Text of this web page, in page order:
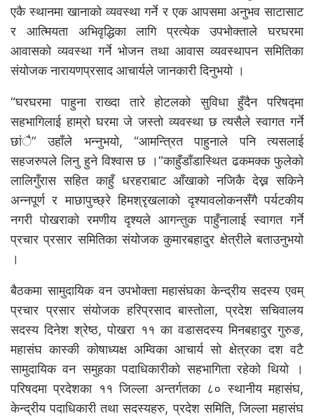
एकै स्थानमा खानाको व्यवस्था गर्ने र एक आपसमा अनुभव साटासाट
र आत्मियता अभिवृद्धिका लागि प्रत्येक उपभोक्ताले घरघरमा
आवासको व्यवस्था गर्ने भोजन तथा आवास व्यवस्थापन समितिका
संयोजक नारायणप्रसाद आचार्यले जानकारी दिनुभयो ।
“घरघरमा पाहुना राख्दा तारे होटलको सुविधा हुँदैन परिषद्मा
सहभागिलाई हाम्रो घरमा जे जस्तो व्यवस्था छ त्यसैले स्वागत गर्ने
छांै” उहाँले भन्नुभयो, “आमन्त्रित पाहुनाले पनि त्यसलाई
सहजरुपले लिनु हुने विश्वास छ ।”काहुँडाँडास्थित ढकमक्क फुलेको
लालिगुँरास सहित काहुँ धरहराबाट आँखाको नजिकै देख्न सकिने
अन्नपूर्ण र माछापुच्छ्रे हिमश्रृखलाको दृश्यावलोकनसँगै पर्यटकीय
नगरी पोखराको रमणीय दृश्यले आगन्तुक पाहुँनालाई स्वागत गर्ने
प्रचार प्रसार समितिका संयोजक कुमारबहादुर क्षेत्रीले बताउनुभयो
।
बैठकमा सामुदायिक वन उपभोक्ता महासंघका केन्द्रीय सदस्य एवम्
प्रचार प्रसार संयोजक हरिप्रसाद बास्तोला, प्रदेश सचिवालय
सदस्य दिनेश श्रेष्ठ, पोखरा ११ का वडासदस्य मिनबहादुर गुरुङ,
महासंघ कास्की कोषाध्यक्ष अम्विका आचार्य सो क्षेत्रका दश वटै
सामुदायिक वन समुहका पदाधिकारीको सहभागिता रहेको थियो ।
परिषदमा प्रदेशका ११ जिल्ला अन्तर्गतका ८० स्थानीय महासंघ,
केन्द्रीय पदाधिकारी तथा सदस्यहरु, प्रदेश समिति, जिल्ला महासंघ